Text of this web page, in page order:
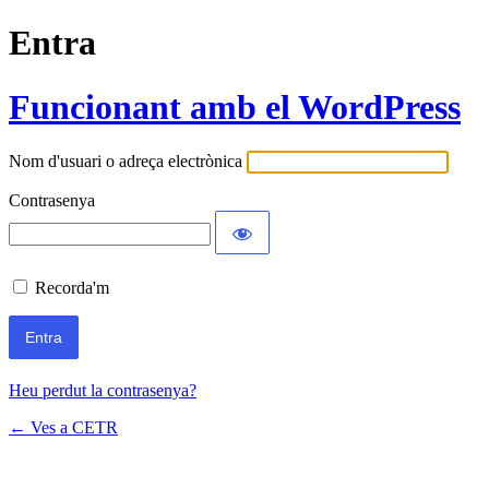
Entra
Funcionant amb el WordPress
Nom d'usuari o adreça electrònica
Contrasenya
Recorda'm
Heu perdut la contrasenya?
← Ves a CETR